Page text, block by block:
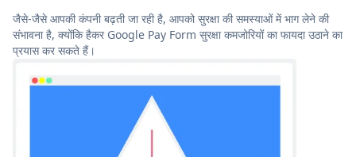
जैसे-जैसे आपकी कंपनी बढ़ती जा रही है, आपको सुरक्षा की समस्याओं में भाग लेने की
संभावना है, क्योंकि हैकर Google Pay Form सुरक्षा कमजोरियों का फायदा उठाने का
प्रयास कर सकते हैं।